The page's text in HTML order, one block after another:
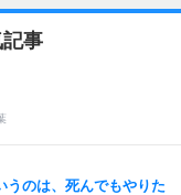
記事
うのは、死んでもやりた